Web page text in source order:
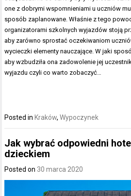
one z dobrymi wspomnieniami u uczniów
sposób zaplanowane. Właśnie z tego
organizatorami szkolnych wyjazdów stoją
aby zarówno sprostać oczekiwaniom
wycieczki elementy nauczające. W jaki
aby wzbudziła ona zadowolenie jej
wyjazdu czyli co warto zobaczyć…
Posted inKraków,Wypoczynek
Jak wybrać odpowiedni
dzieckiem
Posted on 30 marca 2020